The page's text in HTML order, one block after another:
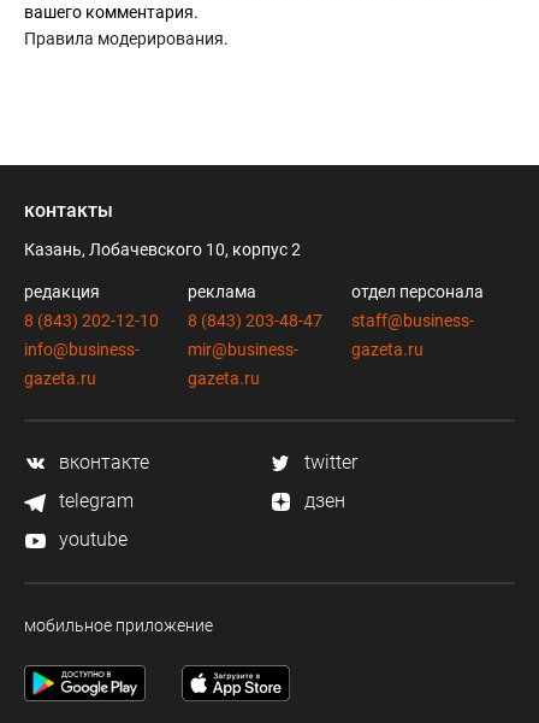
вашего комментария.
Правила модерирования.
контакты
Казань, Лобачевского 10, корпус 2
редакция
8 (843) 202-12-10
info@business-
gazeta.ru
реклама
8 (843) 203-48-47
mir@business-
gazeta.ru
отдел персонала
staff@business-
gazeta.ru
вконтакте
twitter
telegram
дзен
youtube
мобильное приложение